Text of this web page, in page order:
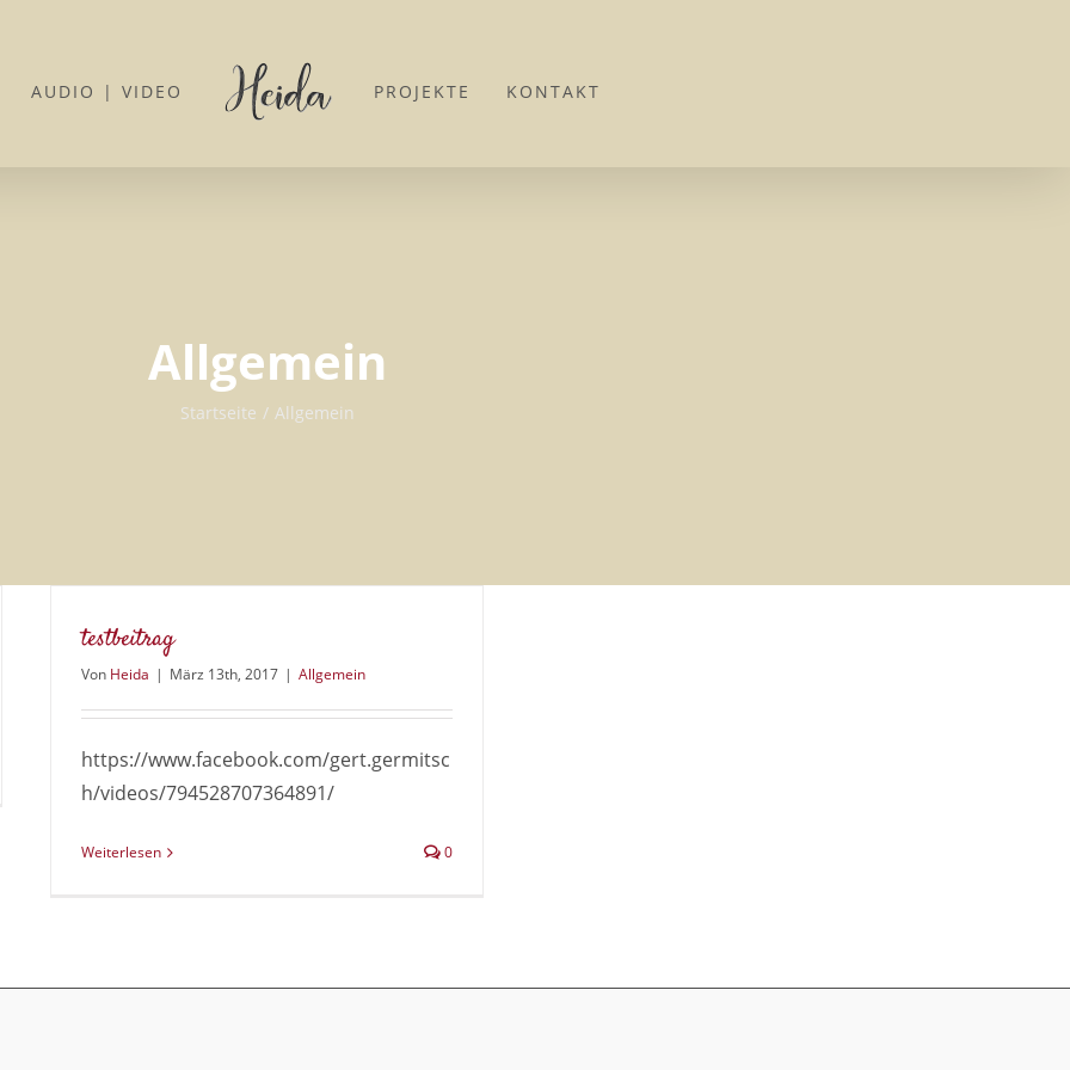
AUDIO | VIDEO PROJEKTE KONTAKT
Allgemein
Startseite Allgemein
testbeitrag
Von Heida | März 13th, 2017 | Allgemein
https://www.facebook.com/gert.germitsc
h/videos/794528707364891/
Weiterlesen 0